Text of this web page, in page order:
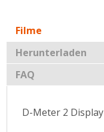
Filme
Herunterladen
FAQ
D-Meter 2